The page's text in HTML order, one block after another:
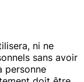
ni ne
sans avoir
personne